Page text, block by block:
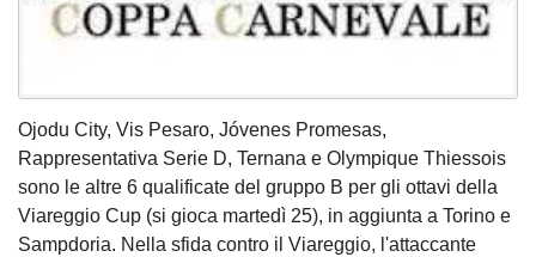
Ojodu City, Vis Pesaro, Jóvenes Promesas,
Rappresentativa Serie D, Ternana e Olympique Thiessois
sono le altre 6 qualificate del gruppo B per gli ottavi della
Viareggio Cup (si gioca martedì 25), in aggiunta a Torino e
Sampdoria. Nella sfida contro il Viareggio, l'attaccante